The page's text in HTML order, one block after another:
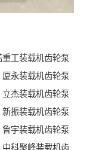
工装载机齿轮泵
永装载机齿轮泵
杰装载机齿轮泵
振装载机齿轮泵
宇装载机齿轮泵
科聚峰装载机齿